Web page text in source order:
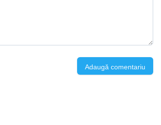
Adaugă comentariu